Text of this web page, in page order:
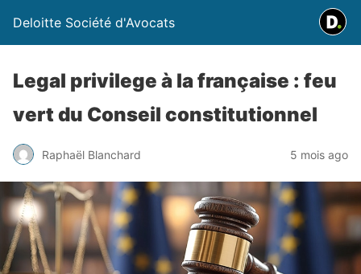
Deloitte Société d'Avocats
Legal privilege à la française : feu
vert du Conseil constitutionnel
Raphaël Blanchard 5 mois ago